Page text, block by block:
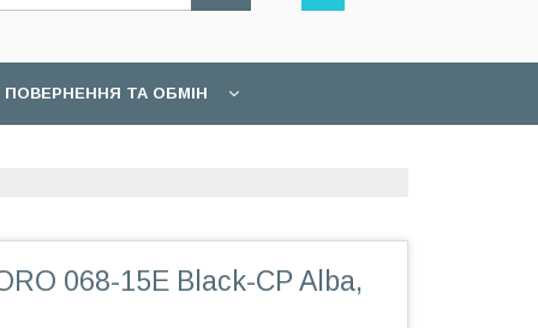
ПОВЕРНЕННЯ ТА ОБМІН
068-15E Black-CP Alba,